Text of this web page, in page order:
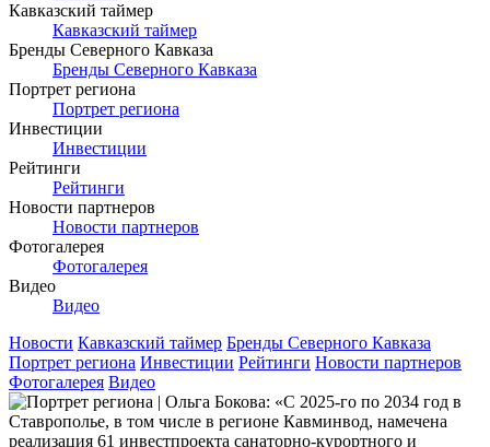
Кавказский таймер
Кавказский таймер
Бренды Северного Кавказа
Бренды Северного Кавказа
Портрет региона
Портрет региона
Инвестиции
Инвестиции
Рейтинги
Рейтинги
Новости партнеров
Новости партнеров
Фотогалерея
Фотогалерея
Видео
Видео
Новости Кавказский таймер Бренды Северного Кавказа
Портрет региона Инвестиции Рейтинги Новости партнеров
Фотогалерея Видео